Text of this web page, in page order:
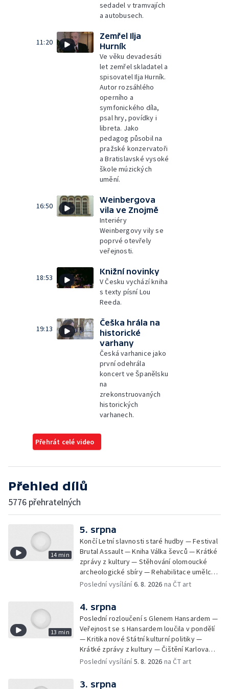
sedadel v tramvajích
a autobusech.
11:20
Zemřel Ilja
Hurník
Ve věku devadesáti
let zemřel skladatel a
spisovatel Ilja Hurník.
Autor rozsáhlého
operního a
symfonického díla,
psal hry, povídky i
libreta. Jako
pedagog působil na
pražské konzervatoři
a Bratislavské vysoké
škole múzických
umění.
16:50
Weinbergova
vila ve Znojmě
Interiéry
Weinbergovy vily se
poprvé otevřely
veřejnosti.
18:53
Knižní novinky
V Česku vychází kniha
s texty písní Lou
Reeda.
19:13
Češka hrála na
historické
varhany
Česká varhanice jako
první odehrála
koncert ve Španělsku
na
zrekonstruovaných
historických
varhanech.
Přehrát celé video
Přehled dílů
5776 přehratelných
14 min
5. srpna
Končí Letní slavnosti staré hudby — Festival
Brutal Assault — Kniha Válka ševců — Krátké
zprávy z kultury — Stěhování olomoucké
archeologické sbíry — Rehabilitace umělce
Milana Knížáka — Trailer na film Osamělý vlk
Poslední vysílání6. 8. 2026 na ČT art
13 min
4. srpna
Poslední rozloučení s Glenem Hansardem —
Veřejnost se s Hansardem loučila v pondělí
— Kritika nové Státní kulturní politiky —
Krátké zprávy z kultury — Čištění Karlova
mostu — Archeologický výzkum na
neslyšící
Poslední vysílání5. 8. 2026 na ČT art
3. srpna